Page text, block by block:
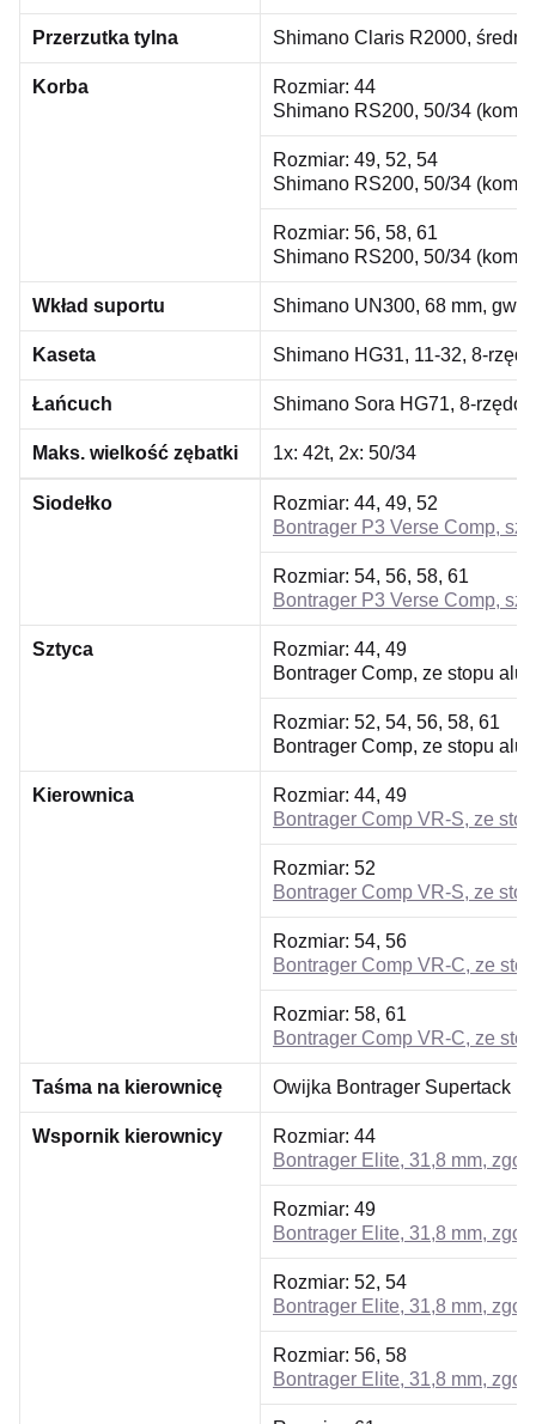
Przerzutka tylna Shimano Claris R2000,
Korba Rozmiar: 44
Shimano RS200, 50/34
Rozmiar: 49, 52, 54
Shimano RS200, 50/34
Rozmiar: 56, 58, 61
Shimano RS200, 50/34
Wkład suportu Shimano UN300, 68 mm,
Kaseta Shimano HG31, 11-32, 8-
Łańcuch Shimano Sora HG71, 8-
Maks. wielkość zębatki 1x: 42t, 2x: 50/34
Siodełko Rozmiar: 44, 49, 52
Bontrager P3 Verse Comp,
Rozmiar: 54, 56, 58, 61
Bontrager P3 Verse Comp,
Sztyca Rozmiar: 44, 49
Bontrager Comp, ze stopu
Rozmiar: 52, 54, 56, 58, 61
Bontrager Comp, ze stopu
Kierownica Rozmiar: 44, 49
Bontrager Comp VR-S, ze
Rozmiar: 52
Bontrager Comp VR-S, ze
Rozmiar: 54, 56
Bontrager Comp VR-C, ze
Rozmiar: 58, 61
Bontrager Comp VR-C, ze
Taśma na kierownicę Owijka Bontrager Supertack
Wspornik kierownicy Rozmiar: 44
Bontrager Elite, 31,8 mm,
Rozmiar: 49
Bontrager Elite, 31,8 mm,
Rozmiar: 52, 54
Bontrager Elite, 31,8 mm,
Rozmiar: 56, 58
Bontrager Elite, 31,8 mm,